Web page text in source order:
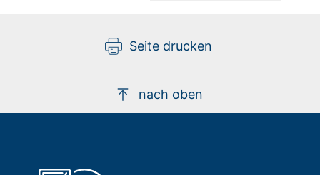
Seite drucken
nach oben